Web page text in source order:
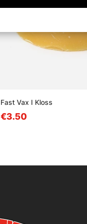
Fast Vax I Kloss
€3.50